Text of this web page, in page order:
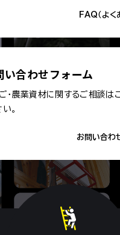
FAQ（よく
い合わせフォーム
・農業資材に関するご相談は
。
お問い合わ